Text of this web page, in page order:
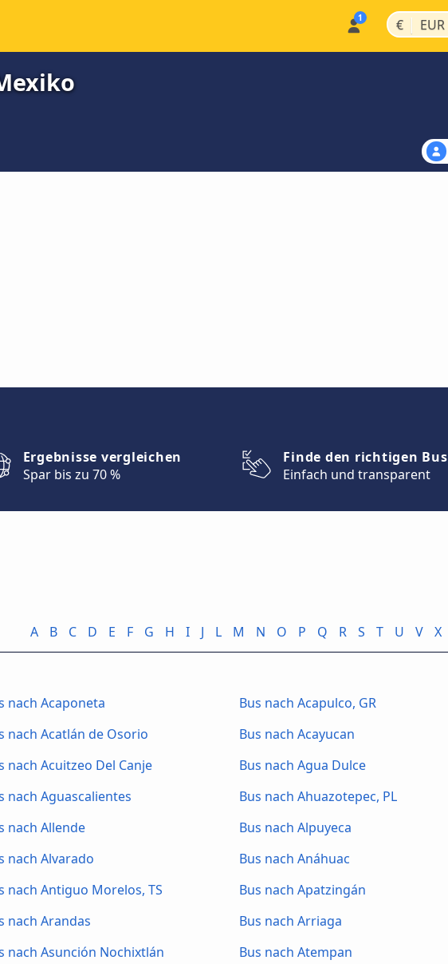
€ | EUR
Ergebnisse vergleichen
Spar bis zu 70 %
Finde den richtigen Bus
Einfach und transparent
A B C D E F G H I J L M N O P Q R S T U V X
nach Acaponeta
Bus nach Acapulco, GR
nach Acatlán de Osorio
Bus nach Acayucan
nach Acuitzeo Del Canje
Bus nach Agua Dulce
nach Aguascalientes
Bus nach Ahuazotepec, PL
nach Allende
Bus nach Alpuyeca
nach Alvarado
Bus nach Anáhuac
nach Antiguo Morelos, TS
Bus nach Apatzingán
nach Arandas
Bus nach Arriaga
nach Asunción Nochixtlán
Bus nach Atempan